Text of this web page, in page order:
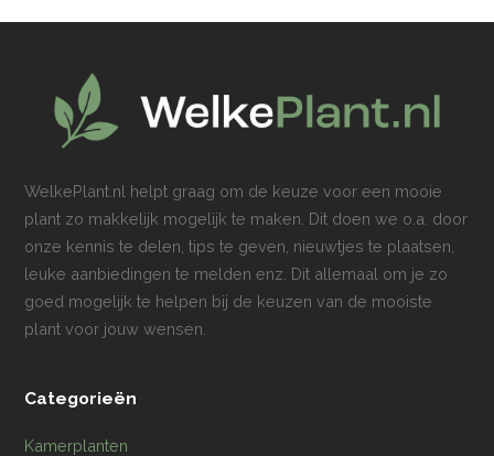
WelkePlant.nl helpt graag om de keuze voor een mooie
plant zo makkelijk mogelijk te maken. Dit doen we o.a. door
onze kennis te delen, tips te geven, nieuwtjes te plaatsen,
leuke aanbiedingen te melden enz. Dit allemaal om je zo
goed mogelijk te helpen bij de keuzen van de mooiste
plant voor jouw wensen.
Categorieën
Kamerplanten